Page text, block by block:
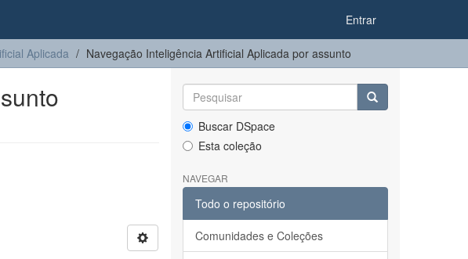
Entrar
Aplicada Navegação Inteligência Artificial Aplicada por assunto
Buscar DSpace
Esta coleção
NAVEGAR
Todo o repositório
Comunidades e Coleções